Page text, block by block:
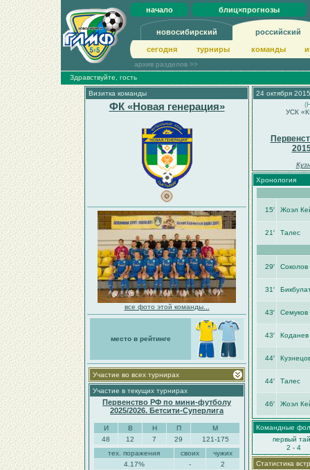
начало блиц×прогнозы
новосибирский российский
сегодня турниры команды
архив разделов >>
Здравствуйте, гость
Визитка команды
ФК «Новая генерация»
все фото этой команды...
место в рейтинге
Участие во всех турнирах
Участие в текущих турнирах
Первенство РФ по мини-футболу
2025/2026. Бетсити-Суперлига
И В Н П
М
48
12 7 29
121-175
тех. поражения
своих
чужих
4.17%
-
2
24 октября
УСК
Хронология
15′ Жоэл
21′ Талес
29′ Соколов
31′
43′ Семуков
43′
44′
44′ Талес
46′ Жоэл
Командные
первый
2 - 4
Статистика